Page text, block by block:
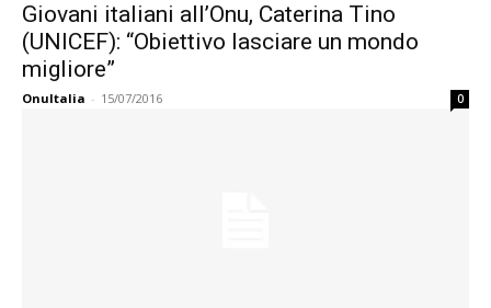
Giovani italiani all’Onu, Caterina Tino
(UNICEF): “Obiettivo lasciare un mondo
migliore”
OnuItalia - 15/07/2016 0